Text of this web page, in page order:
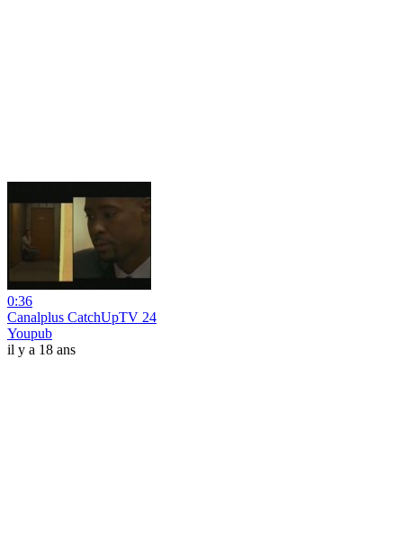
0:36
Canalplus CatchUpTV 24
Youpub
il y a 18 ans